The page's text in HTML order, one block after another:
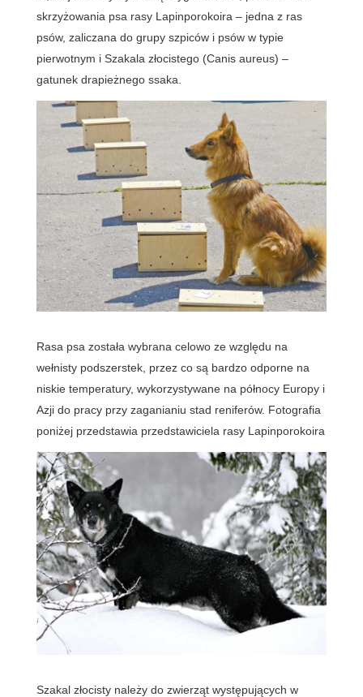
skrzyżowania psa rasy Lapinporokoira – jedna z ras
psów, zaliczana do grupy szpiców i psów w typie
pierwotnym i Szakala złocistego (Canis aureus) –
gatunek drapieżnego ssaka.
Rasa psa została wybrana celowo ze względu na
wełnisty podszerstek, przez co są bardzo odporne na
niskie temperatury, wykorzystywane na północy Europy i
Azji do pracy przy zaganianiu stad reniferów. Fotografia
poniżej przedstawia przedstawiciela rasy Lapinporokoira
Szakal złocisty należy do zwierząt występujących w